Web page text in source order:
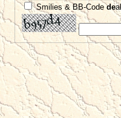
Smilies & BB-Codede